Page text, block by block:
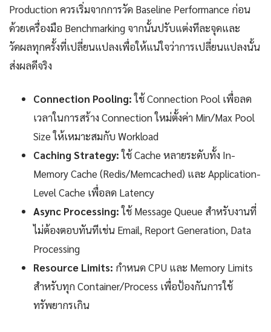
Production ควรเริ่มจากการวัด Baseline Performance ก่อน
ด้วยเครื่องมือ Benchmarking จากนั้นปรับแต่งทีละจุดและ
วัดผลทุกครั้งที่เปลี่ยนแปลงเพื่อให้แน่ใจว่าการเปลี่ยนแปลงนั้น
ส่งผลดีจริง
Connection Pooling:ใช้ Connection Pool เพื่อลด
เวลาในการสร้าง Connection ใหม่ตั้งค่า Min/Max Pool
Size ให้เหมาะสมกับ Workload
Caching Strategy:ใช้ Cache หลายระดับทั้ง In-
Memory Cache (Redis/Memcached) และ Application-
Level Cache เพื่อลด Latency
Async Processing:ใช้ Message Queue สำหรับงานที่
ไม่ต้องตอบทันทีเช่น Email, Report Generation, Data
Processing
Resource Limits: กำหนด CPU และ Memory Limits
สำหรับทุก Container/Process เพื่อป้องกันการใช้
ทรัพยากรเกิน